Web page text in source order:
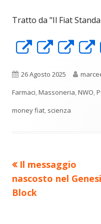
Tratto da "Il Fiat
Apre
una
nuova
finestra
Apre
una
nuova
finestra
una
Pubblicato
26 Agosto 2025 Autore
Farmaci,Massoneria,NWO,
money fiat, scienza
Navigazione
articoli
Precedente
articolo:
Il messaggio
nascosto nel
Block